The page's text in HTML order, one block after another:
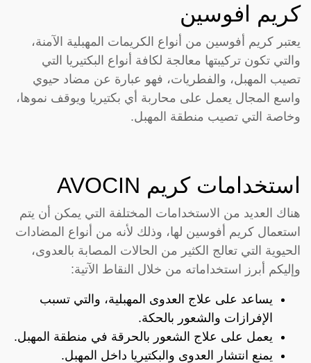
كريم افوسين
يعتبر كريم أفوسين من أنواع الكريمات المهبلية الآمنة،
والتي تكون تركيبتها معالجة لكافة أنواع البكتيريا التي
تصيب المهبل، والفطريات، فهو عبارة عن مضاد حيوي
واسع المجال يعمل على محاربة أي بكتيريا ويوقف نموها،
وخاصة التي تصيب منطقة المهبل.
استخدامات كريم AVOCIN
هناك العديد من الاستخدامات المختلفة التي يمكن أن يتم
استعمال كريم أفوسين لها، وذلك لأنه من أنواع المضادات
الحيوية التي تعالج الكثير من الحالات المصابة بالعدوى،
وإليكم أبرز استخداماته من خلال النقاط الآتية:
يساعد على علاج العدوى المهبلية، والتي تسبب
الإفرازات والشعور بالحكة.
يعمل على علاج الشعور بالحرقة في منطقة المهبل.
يمنع انتشار العدوى والبكتيريا داخل المهبل.